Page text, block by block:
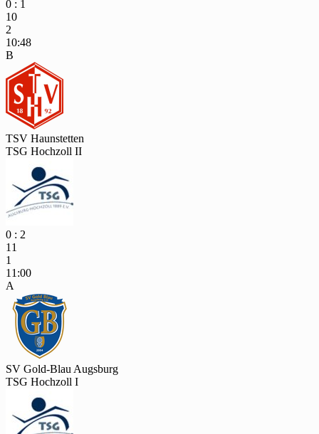
0 : 1
10
2
10:48
B
TSV Haunstetten
TSG Hochzoll II
0 : 2
11
1
11:00
A
SV Gold-Blau Augsburg
TSG Hochzoll I